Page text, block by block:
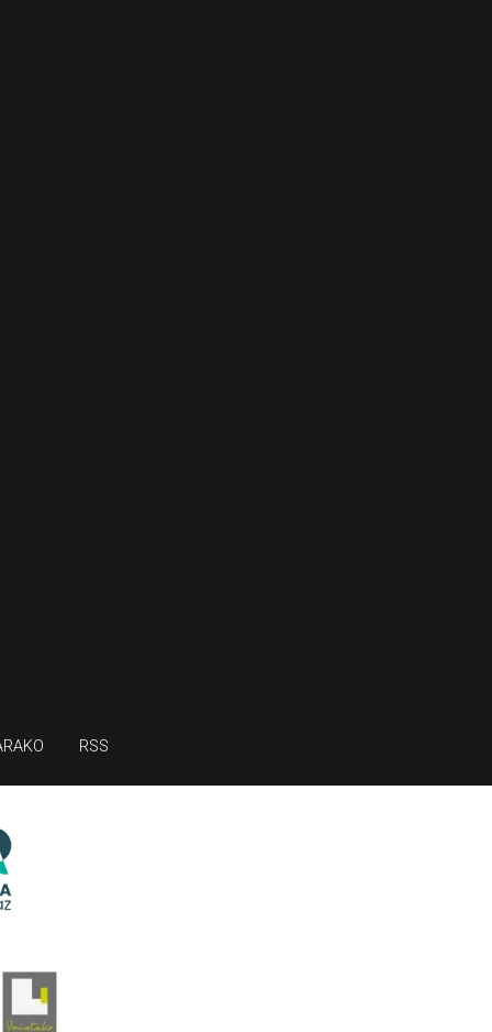
RSS